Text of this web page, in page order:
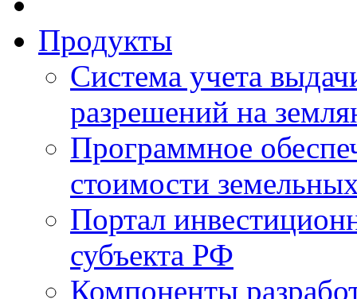
Продукты
Система учета
разрешений на
Программное
стоимости
Портал
субъекта РФ
Компоненты